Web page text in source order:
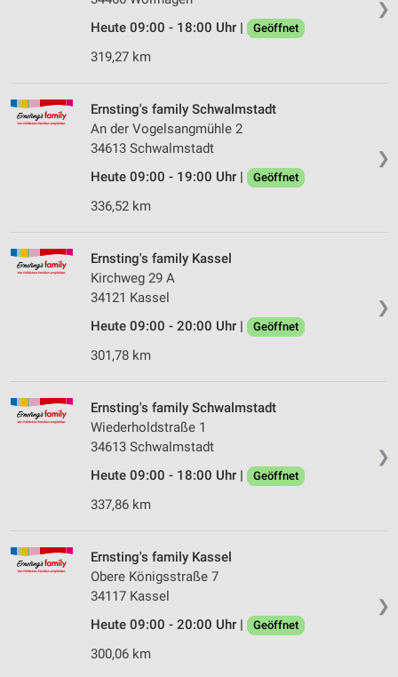
❯
Heute 09:00 - 18:00 Uhr |
Geöffnet
319,27 km
❯
Ernsting's family Schwalmstadt
An der Vogelsangmühle 2
34613 Schwalmstadt
Heute 09:00 - 19:00 Uhr |
Geöffnet
336,52 km
❯
Ernsting's family Kassel
Kirchweg 29 A
34121 Kassel
Heute 09:00 - 20:00 Uhr |
Geöffnet
301,78 km
❯
Ernsting's family Schwalmstadt
Wiederholdstraße 1
34613 Schwalmstadt
Heute 09:00 - 18:00 Uhr |
Geöffnet
337,86 km
❯
Ernsting's family Kassel
Obere Königsstraße 7
34117 Kassel
Heute 09:00 - 20:00 Uhr |
Geöffnet
300,06 km